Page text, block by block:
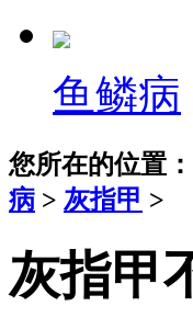
鱼鳞病
您所在的位置：
病 > 灰指甲 >
灰指甲